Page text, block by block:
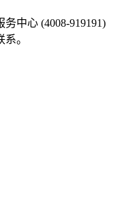
中心 (4008-919191)
。